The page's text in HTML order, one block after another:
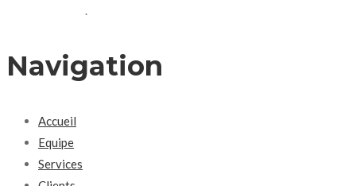
.
Navigation
Accueil
Equipe
Services